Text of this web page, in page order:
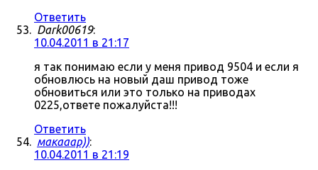
Ответить
Dark00619:
10.04.2011 в 21:17
я так понимаю если у меня привод 9504 и если я
обновлюсь на новый даш привод тоже
обновиться или это только на приводах
0225,ответе пожалуйста!!!
Ответить
макааар)):
10.04.2011 в 21:19